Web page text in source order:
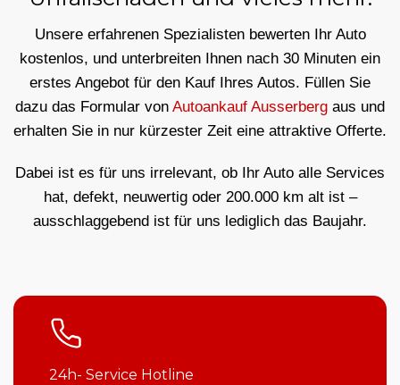
Unsere erfahrenen Spezialisten bewerten Ihr Auto
kostenlos, und unterbreiten Ihnen nach 30 Minuten ein
erstes Angebot für den Kauf Ihres Autos. Füllen Sie
dazu das Formular von Autoankauf Ausserberg aus und
erhalten Sie in nur kürzester Zeit eine attraktive Offerte.
Dabei ist es für uns irrelevant, ob Ihr Auto alle Services
hat, defekt, neuwertig oder 200.000 km alt ist –
ausschlaggebend ist für uns lediglich das Baujahr.
24h- Service Hotline